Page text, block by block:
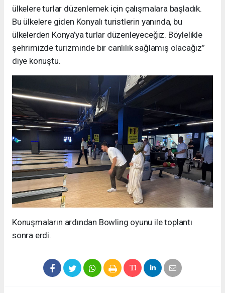
ülkelere turlar düzenlemek için çalışmalara başladık.
Bu ülkelere giden Konyalı turistlerin yanında, bu
ülkelerden Konya’ya turlar düzenleyeceğiz. Böylelikle
şehrimizde turizminde bir canlılık sağlamış olacağız”
diye konuştu.
Konuşmaların ardından Bowling oyunu ile toplantı
sonra erdi.